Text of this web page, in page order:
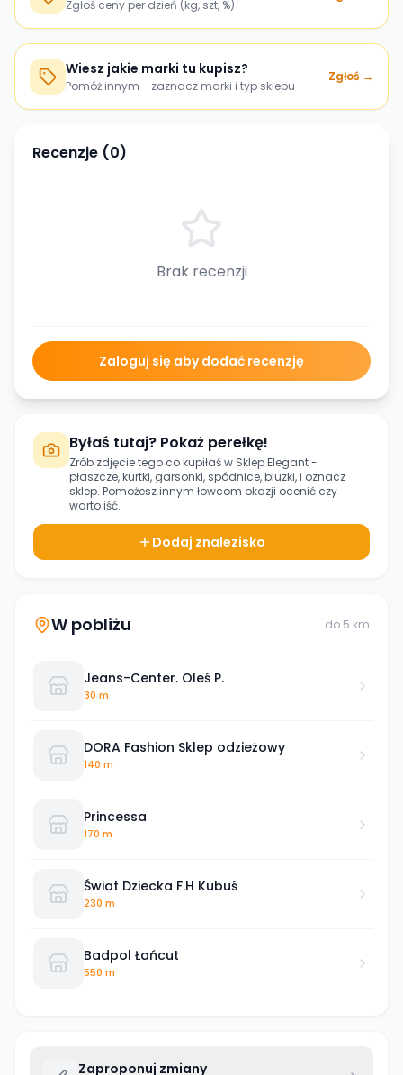
Zgłoś ceny per dzień (kg, szt, %)
Wiesz jakie marki tu kupisz?
Pomóż innym - zaznacz marki i typ sklepu
Zgłoś →
Recenzje (0)
Brak recenzji
Zaloguj się aby dodać recenzję
Byłaś tutaj? Pokaż perełkę!
Zrób zdjęcie tego co kupiłaś w Sklep Elegant -
płaszcze, kurtki, garsonki, spódnice, bluzki,i oznacz
sklep. Pomożesz innym łowcom okazji ocenić czy
warto iść.
Dodaj znalezisko
W pobliżu do 5 km
Jeans-Center. Oleś P.
30 m
DORA Fashion Sklep odzieżowy
140 m
Princessa
170 m
Świat Dziecka F.H Kubuś
230 m
Badpol Łańcut
550 m
Zaproponuj zmiany